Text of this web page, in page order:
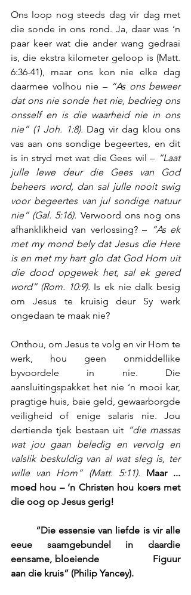
Ons loop nog steeds dag vir dag met
die sonde in ons rond. Ja, daar was ‘n
paar keer wat die ander wang gedraai
is, die ekstra kilometer geloop is (Matt.
6:36-41), maar ons kon nie elke dag
daarmee volhou nie – “As ons beweer
dat ons nie sonde het nie, bedrieg ons
onsself en is die waarheid nie in ons
nie” (1 Joh. 1:8). Dag vir dag klou ons
vas aan ons sondige begeertes, en dit
is in stryd met wat die Gees wil – “Laat
julle lewe deur die Gees van God
beheers word, dan sal julle nooit swig
voor begeertes van jul sondige natuur
nie” (Gal. 5:16). Verwoord ons nog ons
afhanklikheid van verlossing? – “As ek
met my mond bely dat Jesus die Here
is en met my hart glo dat God Hom uit
die dood opgewek het, sal ek gered
word” (Rom. 10:9). Is ek nie dalk besig
om Jesus te kruisig deur Sy werk
ongedaan te maak nie?
Onthou, om Jesus te volg en vir Hom te
werk, hou geen onmiddellike
byvoordele in nie. Die
aansluitingspakket het nie ‘n mooi kar,
pragtige huis, baie geld, gewaarborgde
veiligheid of enige salaris nie. Jou
dertiende tjek bestaan uit “die massas
wat jou gaan beledig en vervolg en
valslik beskuldig van al wat sleg is, ter
wille van Hom” (Matt. 5:11). Maar ...
moed hou – ‘n Christen hou koers met
die oog op Jesus gerig!
eeue saamgebundel in daardie
eensame, bloeiende                    Figuur
aan die kruis” (Philip Yancey).